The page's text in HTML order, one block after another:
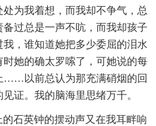
为我着想，而我却不争气，总
过总是一声不吭，而我却孩子
，谁知道她把多少委屈的泪水
她的确太罗嗦了，可她说的每
……以前总认为那充满硝烟的回
证。我的脑海里思绪万千。
石英钟的摆动声又在我耳畔响